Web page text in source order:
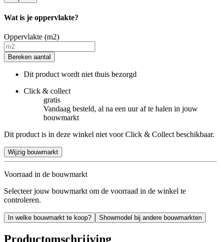
Wat is je oppervlakte?
Oppervlakte (m2)
Bereken aantal
Dit product wordt niet thuis bezorgd
Click & collect
gratis
Vandaag besteld, al na een uur af te halen in jouw
bouwmarkt
Dit product is in deze winkel niet voor Click & Collect beschikbaar.
Wijzig bouwmarkt
Voorraad in de bouwmarkt
Selecteer jouw bouwmarkt om de voorraad in de winkel te
controleren.
In welke bouwmarkt te koop? Showmodel bij andere bouwmarkten
Productomschrijving